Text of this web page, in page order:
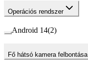
Operációs rendszer
Android 14(2)
Fő hátsó kamera felbontása